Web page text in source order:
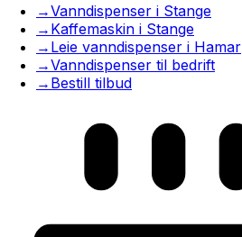
→Vanndispenser i Stange
→ Kaffemaskin i Stange
→ Leie vanndispenser i Hamar
→Vanndispenser til bedrift
→ Bestill tilbud